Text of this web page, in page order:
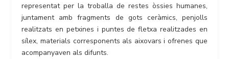
representat per la troballa de restes òssies humanes,
juntament amb fragments de gots ceràmics, penjolls
realitzats en petxines i puntes de fletxa realitzades en
sílex, materials corresponents als aixovars i ofrenes que
acompanyaven als difunts.